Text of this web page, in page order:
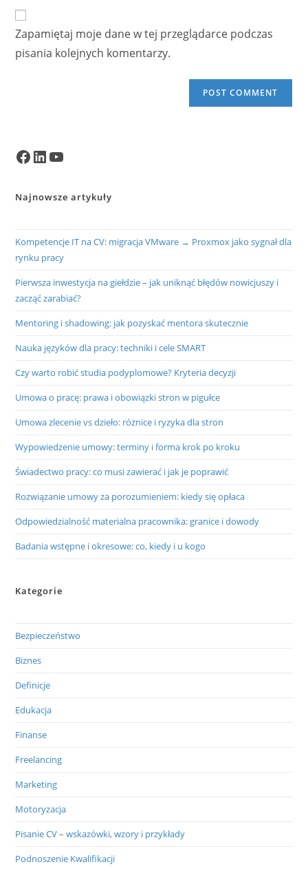
URL
(optional)
Zapamiętaj moje dane w tej przeglądarce podczas
pisania kolejnych komentarzy.
Facebook
LinkedInYouTube
Najnowsze artykuły
Kompetencje IT na CV: migracja VMware → Proxmox jako sygnał dla
rynku pracy
Pierwsza inwestycja na giełdzie – jak uniknąć błędów nowicjuszy i
zacząć zarabiać?
Mentoring i shadowing: jak pozyskać mentora skutecznie
Nauka języków dla pracy: techniki i cele SMART
Czy warto robić studia podyplomowe? Kryteria decyzji
Umowa o pracę: prawa i obowiązki stron w pigułce
Umowa zlecenie vs dzieło: różnice i ryzyka dla stron
Wypowiedzenie umowy: terminy i forma krok po kroku
Świadectwo pracy: co musi zawierać i jak je poprawić
Rozwiązanie umowy za porozumieniem: kiedy się opłaca
Odpowiedzialność materialna pracownika: granice i dowody
Badania wstępne i okresowe: co, kiedy i u kogo
Kategorie
Bezpieczeństwo
Biznes
Definicje
Edukacja
Finanse
Freelancing
Marketing
Motoryzacja
Pisanie CV – wskazówki, wzory i przykłady
Podnoszenie Kwalifikacji